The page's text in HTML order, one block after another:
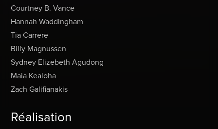
Courtney B. Vance
Hannah Waddingham
Tia Carrere
Billy Magnussen
Sydney Elizebeth Agudong
Maia Kealoha
Zach Galifianakis
Réalisation